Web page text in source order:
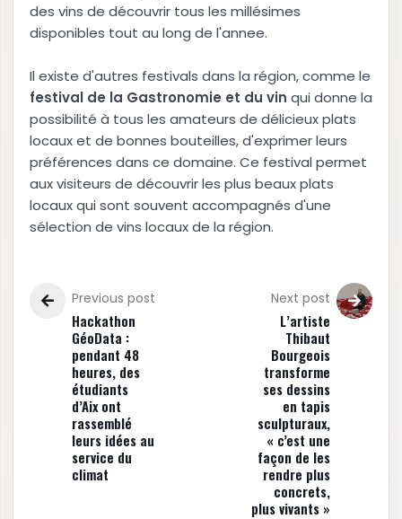
des vins de découvrir tous les millésimes
disponibles tout au long de l'annee.
Il existe d'autres festivals dans la région, comme le
festival de la Gastronomie et du vin qui donne la
possibilité à tous les amateurs de délicieux plats
locaux et de bonnes bouteilles, d'exprimer leurs
préférences dans ce domaine. Ce festival permet
aux visiteurs de découvrir les plus beaux plats
locaux qui sont souvent accompagnés d'une
sélection de vins locaux de la région.
Previous post
Hackathon
GéoData :
pendant 48
heures, des
étudiants
d’Aix ont
rassemblé
leurs idées au
service du
climat
Next post
L’artiste
Thibaut
Bourgeois
transforme
ses dessins
en tapis
sculpturaux,
« c’est une
façon de les
rendre plus
concrets,
plus vivants »